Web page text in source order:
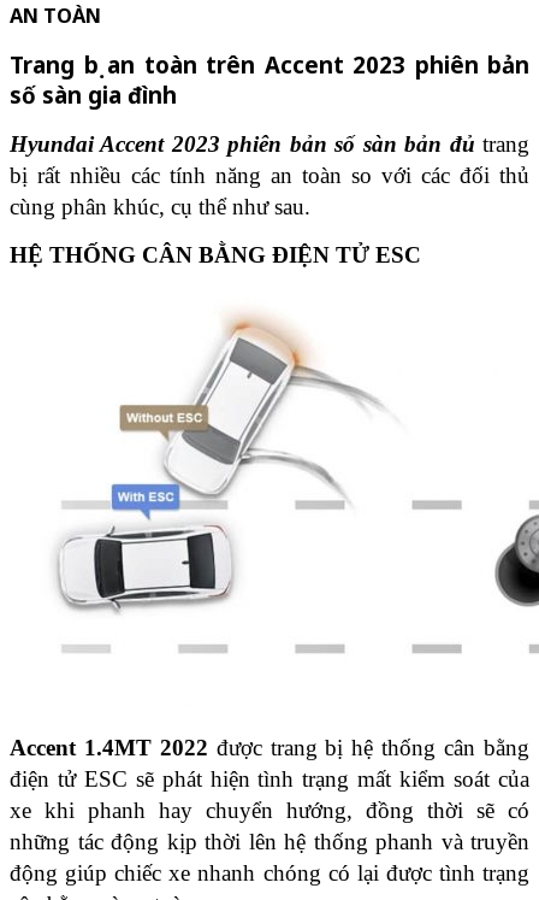
AN TOÀN
Trang bị an toàn trên Accent 2023 phiên bản
số sàn gia đình
Hyundai Accent 2023 phiên bản số sàn bản đủ trang
bị rất nhiều các tính năng an toàn so với các đối thủ
cùng phân khúc, cụ thể như sau.
HỆ THỐNG CÂN BẰNG ĐIỆN TỬ ESC
Accent 1.4MT 2022 được trang bị hệ thống cân bằng
điện tử ESC sẽ phát hiện tình trạng mất kiểm soát của
xe khi phanh hay chuyển hướng, đồng thời sẽ có
những tác động kịp thời lên hệ thống phanh và truyền
động giúp chiếc xe nhanh chóng có lại được tình trạng